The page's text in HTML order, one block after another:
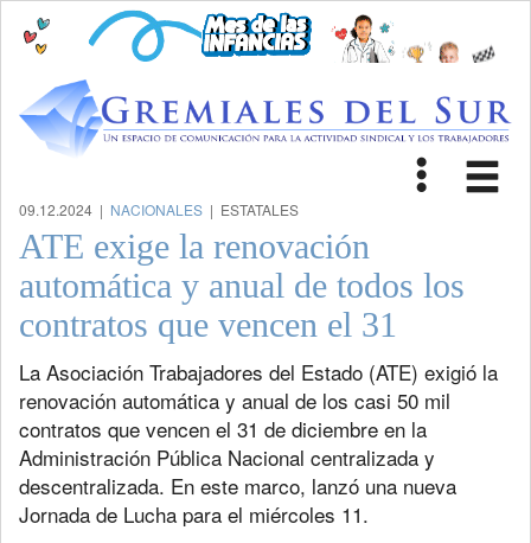
Toggle
09.12.2024 | NACIONALES | ESTATALES
ATE exige la renovación
automática y anual de todos los
contratos que vencen el 31
La Asociación Trabajadores del Estado (ATE) exigió la
renovación automática y anual de los casi 50 mil
contratos que vencen el 31 de diciembre en la
Administración Pública Nacional centralizada y
descentralizada. En este marco, lanzó una nueva
Jornada de Lucha para el miércoles 11.